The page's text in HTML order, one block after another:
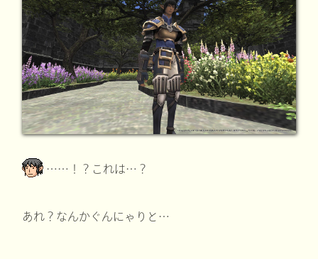
……！？これは…？
あれ？なんかぐんにゃりと…